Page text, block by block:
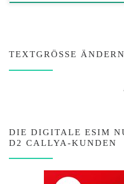
TEXTGRÖSSE ÄNDERN
DIE DIGITALE ESIM
D2 CALLYA-KUNDEN